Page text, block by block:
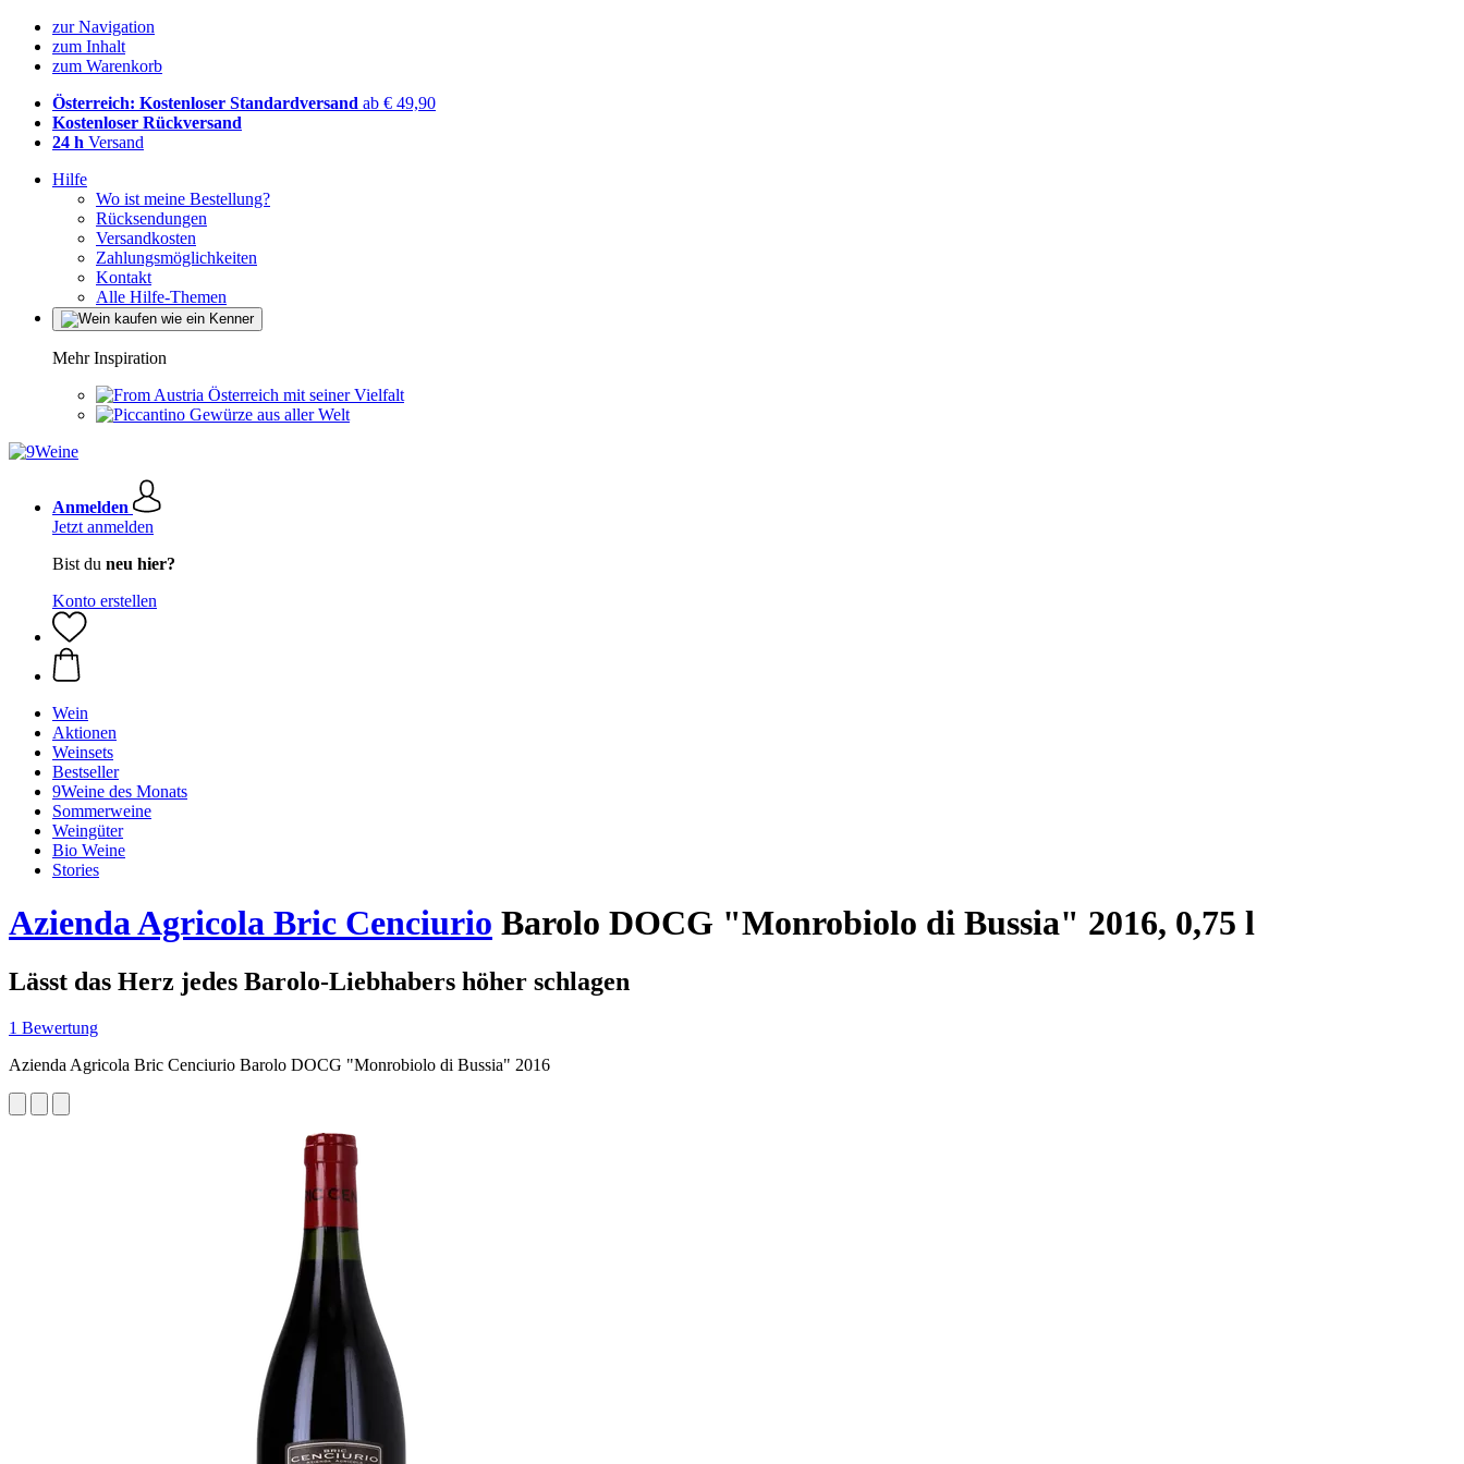
zur Navigation
zum Inhalt
zum Warenkorb
Österreich: Kostenloser Standardversand ab € 49,90
Kostenloser Rückversand
24 h Versand
Hilfe
Wo ist meine Bestellung?
Rücksendungen
Versandkosten
Zahlungsmöglichkeiten
Kontakt
Alle Hilfe-Themen
Mehr Inspiration
Österreich mit seiner Vielfalt
Gewürze aus aller Welt
Anmelden
Jetzt anmelden
Bist du neu hier?
Konto erstellen
Wein
Aktionen
Weinsets
Bestseller
9Weine des Monats
Sommerweine
Weingüter
Bio Weine
Stories
Azienda Agricola Bric Cenciurio Barolo DOCG "Monrobiolo di Bussia" 2016, 0,75 l
Lässt das Herz jedes Barolo-Liebhabers höher schlagen
1 Bewertung
Azienda Agricola Bric Cenciurio Barolo DOCG "Monrobiolo di Bussia" 2016